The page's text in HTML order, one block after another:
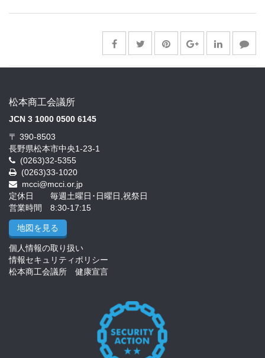
松本商工会議所
JCN 3 1000 0500 6145
〒 390-8503
長野県松本市中央1-23-1
(0263)32-5355
(0263)33-1020
mcci@mcci.or.jp
定休日 毎週土曜日･日曜日,祝祭日
営業時間 8:30-17:15
地図を見る
個人情報の取り扱い
情報セキュリティポリシー
松本商工会議所 健康宣言